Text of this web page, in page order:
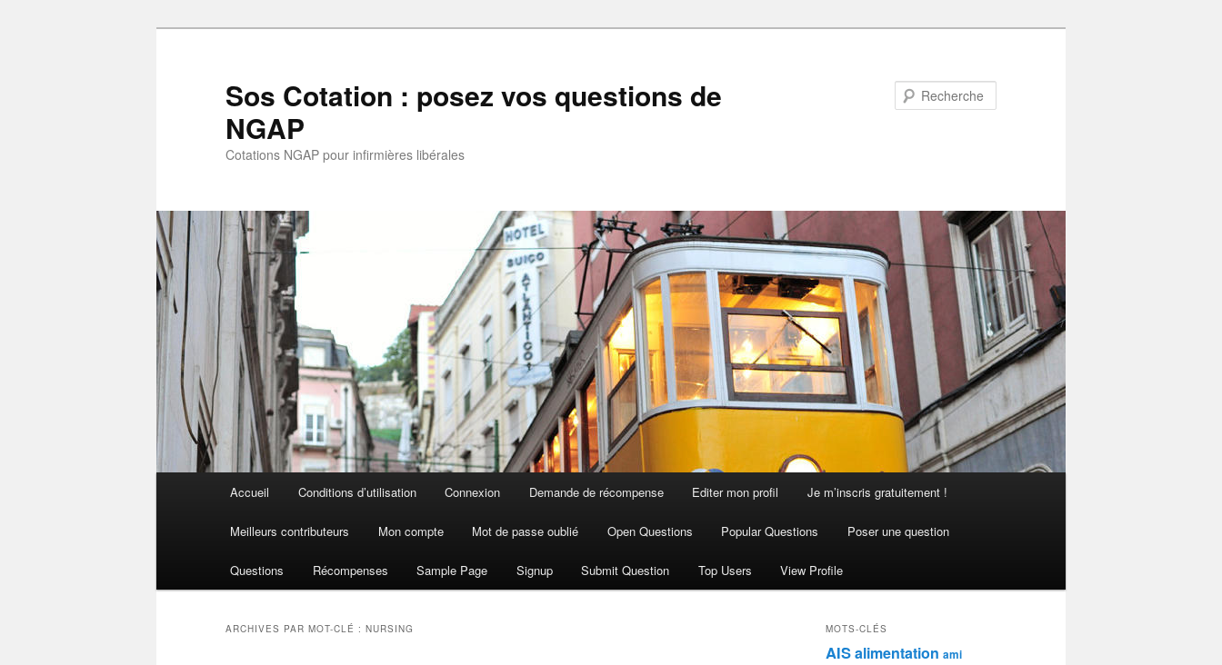
Sos Cotation : posez vos questions de
NGAP
Cotations NGAP pour infirmières libérales
Accueil Conditions d’utilisation Connexion Demande de récompense Editer mon profil Je m’inscris gratuitement !
Meilleurs contributeurs Mon compte Mot de passe oublié Open Questions Popular Questions Poser une question
Questions Récompenses Sample Page Signup Submit Question Top Users View Profile
ARCHIVES PAR MOT-CLÉ : NURSING MOTS-CLÉS
AISalimentation ami